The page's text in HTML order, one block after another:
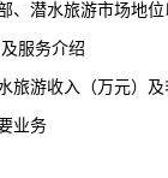
水旅游市场地位
服务介绍
收入（万元）及
业务